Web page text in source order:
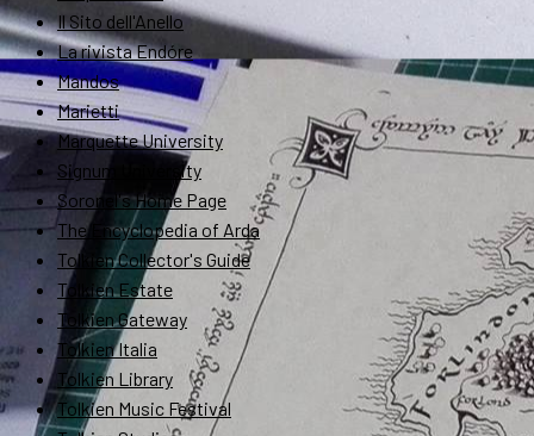
Il Sito dell'Anello
La rivista Endóre
Mandos
Marietti
Marquette University
Signum University
Soronel's Home Page
The Encyclopedia of Arda
Tolkien Collector's Guide
Tolkien Estate
Tolkien Gateway
Tolkien Italia
Tolkien Library
Tolkien Music Festival